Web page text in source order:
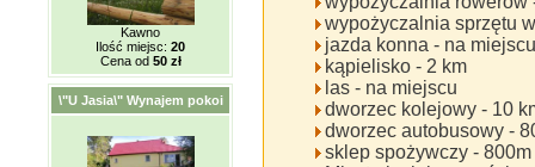
Kawno
Ilość miejsc: 20
Cena od 50 zł
\"U Jasia\" Wynajem pokoi
wypożyczalnia sprzętu
jazda konna - na miejscu
kąpielisko - 2 km
las - na miejscu
dworzec kolejowy - 10
dworzec autobusowy -
sklep spożywczy - 800m